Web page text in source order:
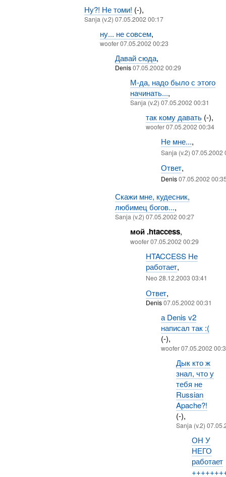
Ну?! Не томи! (-),
Sanja (v.2) 07.05.2002 00:17
ну... не совсем,
woofer 07.05.2002 00:23
Давай сюда,
Denis07.05.2002 00:29
М-да, надо было с этого
начинать...,
Sanja (v.2) 07.05.2002 00:31
так кому давать(-),
woofer 07.05.2002 00:34
Не мне...,
Sanja (v.2) 07.05.2002
Ответ,
Denis07.05.2002
Скажи мне, кудесник,
любимец богов...,
Sanja (v.2) 07.05.2002 00:27
мой .htaccess,
woofer 07.05.2002 00:29
HTACCESS Не
работает,
Neo 28.12.2003 03:41
Ответ,
Denis07.05.2002 00:31
а Denis v2
написал так :(
(-),
woofer 07.05.2002
Дык кто ж
знал, что у
тебя не
Russian
Apache?!
(-),
Sanja (v.2)
ОН У
НЕГО
работает